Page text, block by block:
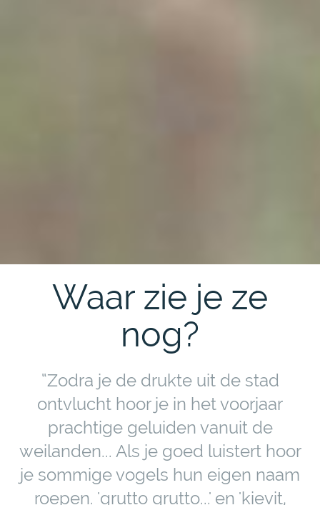
Waar zie je ze
nog?
“Zodra je de drukte uit de stad
ontvlucht hoor je in het voorjaar
prachtige geluiden vanuit de
weilanden... Als je goed luistert hoor
je sommige vogels hun eigen naam
roepen. 'grutto grutto...' en 'kievit,